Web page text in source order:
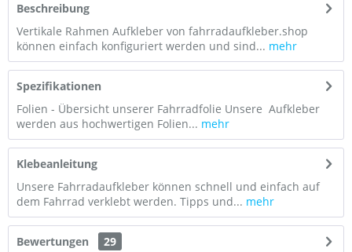
Beschreibung
Vertikale Rahmen Aufkleber von fahrradaufkleber.shop
können einfach konfiguriert werden und sind... mehr
Spezifikationen
Folien - Übersicht unserer Fahrradfolie Unsere Aufkleber
werden aus hochwertigen Folien... mehr
Klebeanleitung
Unsere Fahrradaufkleber können schnell und einfach auf
dem Fahrrad verklebt werden. Tipps und... mehr
Bewertungen
29